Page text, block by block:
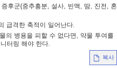
후군(중추흥분, 설사, 빈맥, 땀, 진전, 혼
급격한 축적이 일어난다.
의 병용을 피할 수 없다면, 약물 투여를
터링 해야 한다.
복사